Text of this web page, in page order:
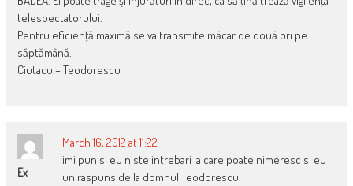
telespectatorului.
Pentru eficienţă maximă se va transmite măcar de două ori pe
săptămână.
Ciutacu – Teodorescu
Ex
March 16, 2012 at 11:22
imi pun si eu niste intrebari la care poate nimeresc si eu
un raspuns de la domnul Teodorescu.